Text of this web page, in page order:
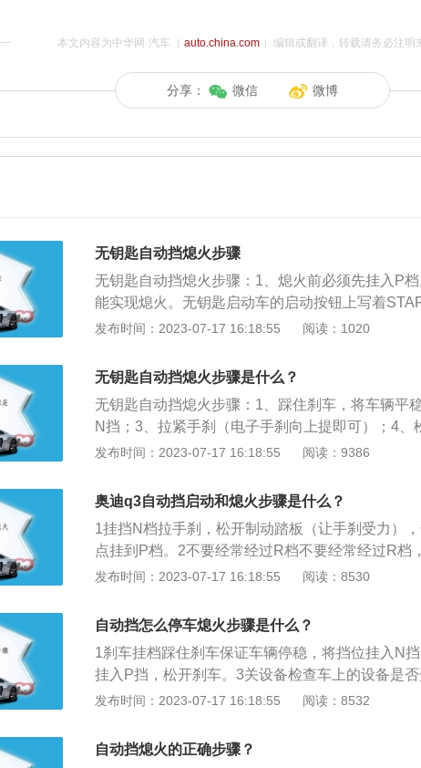
本文内容为中华网·汽车（ auto.china.com）编辑或翻译，转载请务必注明
分享： 微信 微博
无钥匙自动挡熄火步骤
无钥匙自动挡熄火步骤：1、熄火前必须先挂入P
能实现熄火。无钥匙启动车的启动按钮上写着
和关闭发动机都需要这个按钮。自动挡车型熄火前
别。p档有锁止机构，N档没有锁止机构。P挡挂档
内的挡位，相当于间接锁止车轮。这时候不踩刹车
N档后，没有锁止机构锁止变速箱档位。如果这个
发布时间：2023-07-17 16:18:55 阅读：1020
无钥匙自动挡熄火步骤是什么？
无钥匙自动挡熄火步骤：1、踩住刹车，将车辆平
N挡；3、拉紧手刹（电子手刹向上提即可）；4、
（目的是确认车辆在手刹的作用下，能完全停稳，
车熄火完成。无钥匙启动汽车的启动按钮上都写着
机和关闭发动机都需要按下这个按钮。
发布时间：2023-07-17 16:18:55 阅读：9386
奥迪q3自动挡启动和熄火步骤是什么？
1挂挡N档拉手刹，松开制动踏板（让手刹受力）
点挂到P档。2不要经常经过R档不要经常经过R档
击。然后就可以熄火。
发布时间：2023-07-17 16:18:55 阅读：8530
自动挡怎么停车熄火步骤是什么？
1刹车挂档踩住刹车保证车辆停稳，将挡位挂入N
挂入P挡，松开刹车。3关设备检查车上的设备是
的用电设备。4回正方向盘检查挡位已经处于P挡
动开关，将点火开关挡位调到OFF挡。
发布时间：2023-07-17 16:18:55 阅读：8532
自动挡熄火的正确步骤？